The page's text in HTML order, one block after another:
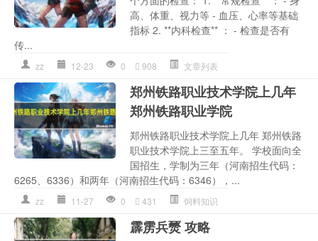
高、体重、视力等 - 血压、心率等基础
指标 2. **内科检查** ： - 检查是否有
传...
zz 12-23 0 908 文章列表
郑州铁路职业技术学院上几年
郑州铁路职业学院
郑州铁路职业技术学院上几年 郑州铁路
职业技术学院上三至五年。 学校面向全
国招生，学制为三年（河南招生代码：
6265、6336）和两年（河南招生代码：6346），...
zz 11-27 0 431 饲料知识
霹雳兵燹 攻略